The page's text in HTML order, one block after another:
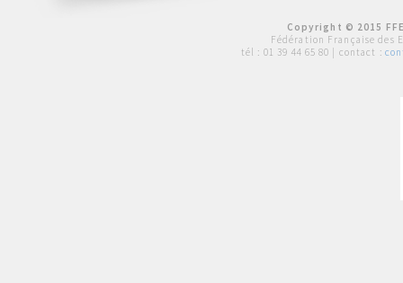
Copyright © 2015
Fédération Française des
tél : 01 39 44 65 80 | contact :